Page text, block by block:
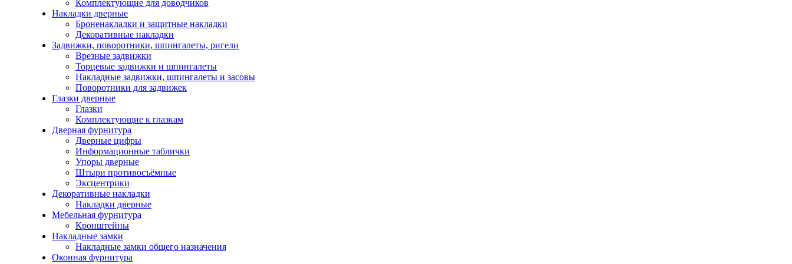
Комплектующие для доводчиков
Накладки дверные
Броненакладки и защитные накладки
Декоративные накладки
Задвижки, поворотники, шпингалеты, ригели
Врезные задвижки
Торцевые задвижки и шпингалеты
Накладные задвижки, шпингалеты и засовы
Поворотники для задвижек
Глазки дверные
Глазки
Комплектующие к глазкам
Дверная фурнитура
Дверные цифры
Информационные таблички
Упоры дверные
Штыри противосъёмные
Эксцентрики
Декоративные накладки
Накладки дверные
Мебельная фурнитура
Кронштейны
Накладные замки
Накладные замки общего назначения
Оконная фурнитура